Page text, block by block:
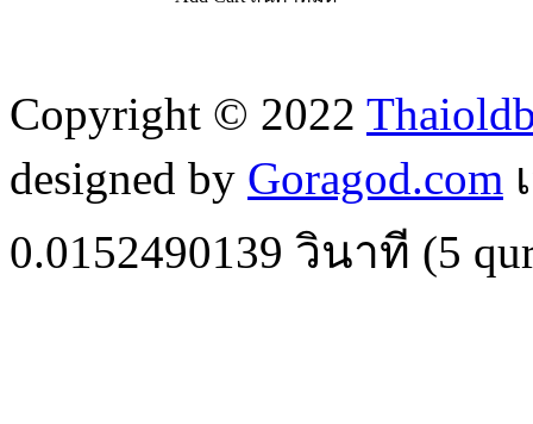
Copyright © 2022
designed by Goragod.com
0.0152490139 วินาที (5